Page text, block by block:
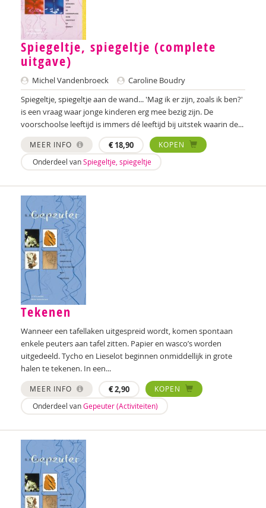
Tony Bertram
Brenda Best
Annemiek van Beurden
Annemiek Beurden, van
Saskia van Beveren
Saskia Beverloo
Iva Bicanic
Joyce Blauwhoff
Geraldien Blokland
Robbert Blokland
Theo Blom
Esther Blondelle
Marieke Boelhouwer
Wendy Boesveld
Eveline Bogers
Annerieke Boland
Arjan Bolt
Lilian van der Bolt
Spiegeltje, spiegeltje (complete
uitgave)
Michel Vandenbroeck
Caroline Boudry
Spiegeltje, spiegeltje aan de wand... 'Mag ik er zijn, zoals ik ben?'
is een vraag waar jonge kinderen erg mee bezig zijn. De
voorschoolse leeftijd is immers dé leeftijd bij uitstek waarin de...
MEER INFO €18,90
KOPEN
Onderdeel vanSpiegeltje, spiegeltje
Tekenen
Wanneer een tafellaken uitgespreid wordt, komen spontaan
enkele peuters aan tafel zitten. Papier en wasco’s worden
uitgedeeld. Tycho en Lieselot beginnen onmiddellijk in grote
halen te tekenen. In een...
MEER INFO €2,90
KOPEN
Onderdeel vanGepeuter (Activiteiten)